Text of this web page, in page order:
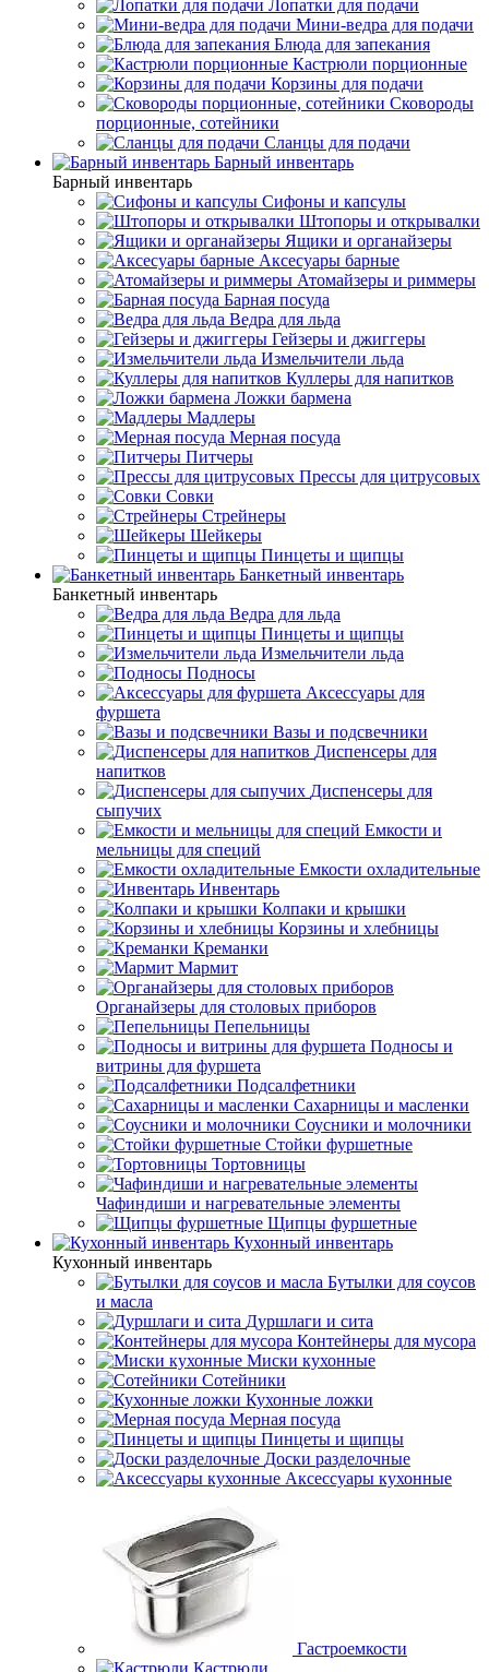
Лопатки для подачи
Мини-ведра для подачи
Блюда для запекания
Кастрюли порционные
Корзины для подачи
Сковороды
порционные, сотейники
Сланцы для подачи
Барный инвентарь
Барный инвентарь
Сифоны и капсулы
Штопоры и открывалки
Ящики и органайзеры
Аксесуары барные
Атомайзеры и риммеры
Барная посуда
Ведра для льда
Гейзеры и джиггеры
Измельчители льда
Куллеры для напитков
Ложки бармена
Мадлеры
Мерная посуда
Питчеры
Прессы для цитрусовых
Совки
Стрейнеры
Шейкеры
Пинцеты и щипцы
Банкетный инвентарь
Банкетный инвентарь
Ведра для льда
Пинцеты и щипцы
Измельчители льда
Подносы
Аксессуары для
фуршета
Вазы и подсвечники
Диспенсеры для
напитков
Диспенсеры для
сыпучих
Емкости и
мельницы для специй
Емкости охладительные
Инвентарь
Колпаки и крышки
Корзины и хлебницы
Креманки
Мармит
Органайзеры для столовых приборов
Пепельницы
Подносы и
витрины для фуршета
Подсалфетники
Сахарницы и масленки
Соусники и молочники
Стойки фуршетные
Тортовницы
Чафиндиши и нагревательные элементы
Щипцы фуршетные
Кухонный инвентарь
Кухонный инвентарь
Бутылки для соусов
и масла
Дуршлаги и сита
Контейнеры для мусора
Миски кухонные
Сотейники
Кухонные ложки
Мерная посуда
Пинцеты и щипцы
Доски разделочные
Аксессуары кухонные
Гастроемкости
Кастрюли